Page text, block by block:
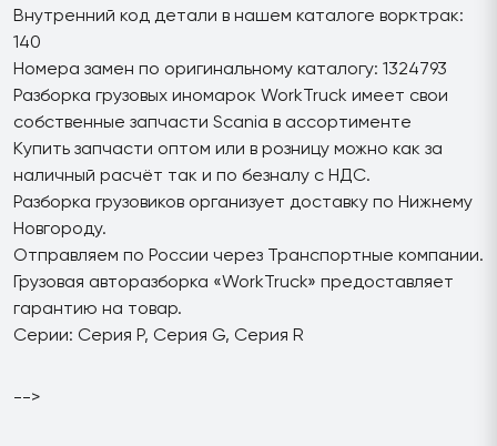
Внутренний код детали в нашем каталоге ворктрак:
140
Номера замен по оригинальному каталогу: 1324793
Разборка грузовых иномарок WorkTruck имеет свои
собственные запчасти Scania в ассортименте
Купить запчасти оптом или в розницу можно как за
наличный расчёт так и по безналу с НДС.
Разборка грузовиков организует доставку по Нижнему
Новгороду.
Отправляем по России через Транспортные компании.
Грузовая авторазборка «WorkTruck» предоставляет
гарантию на товар.
Серии: Серия P, Серия G, Серия R
-->